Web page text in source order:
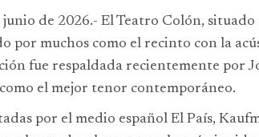
junio de 2026.- El Teatro Colón,
por muchos como el recinto con la
fue respaldada recientemente por
el mejor tenor contemporáneo.
por el medio español El País,